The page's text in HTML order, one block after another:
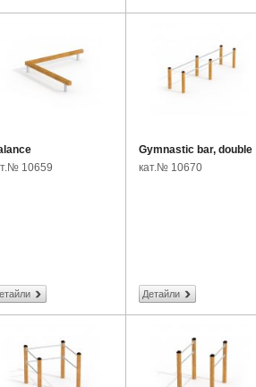
10659
Gymnastic bar, double
кат.№ 10670
Детайли